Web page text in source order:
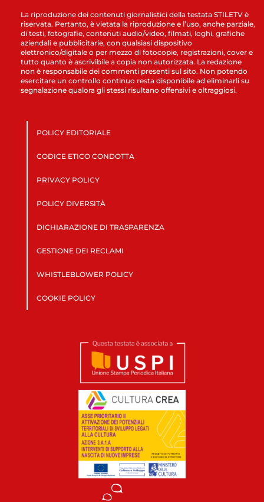
La riproduzione dei contenuti giornalistici della testata STILETV è
riservata. Pertanto, è vietata la riproduzione e l’uso, anche parziale,
di testi, fotografie, contenuti audio/video, filmati, loghi, grafiche
aziendali e pubblicitarie, con qualsiasi dispositivo
elettronico/digitale o per mezzo di fotocopie, registrazioni, cover e
tutto quanto è ascrivibile a copia non autorizzata. La redazione
non è responsabile dei commenti presenti sul sito. Non potendo
esercitare un controllo continuo resta disponibile ad eliminarli su
segnalazione qualora gli stessi risultano offensivi e oltraggiosi.
POLICY EDITORIALE
CODICE ETICO CONDOTTA
PRIVACY POLICY
POLICY DIVERSITÀ
DICHIARAZIONE DI TRASPARENZA
GESTIONE DEI RECLAMI
WHISTLEBLOWER POLICY
COOKIE POLICY